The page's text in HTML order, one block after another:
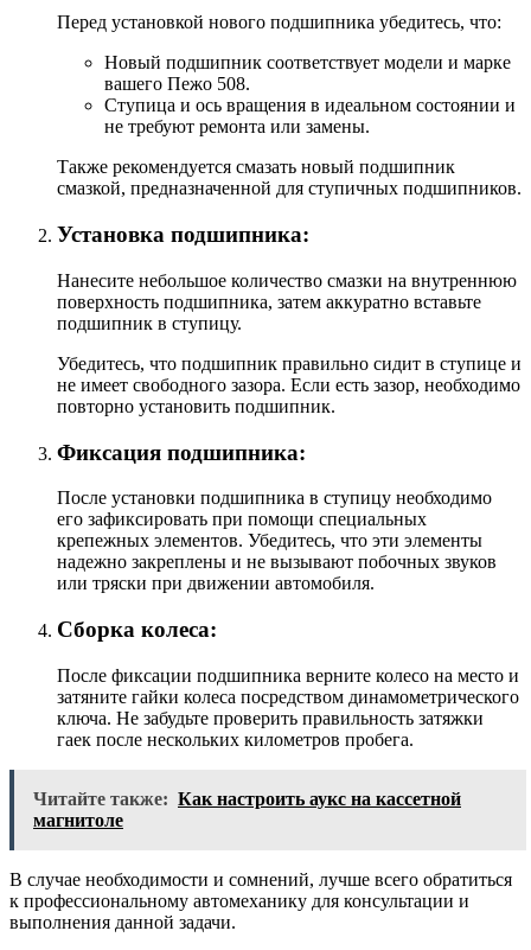
Перед установкой нового подшипника убедитесь, что:
Новый подшипник соответствует модели и марке
вашего Пежо 508.
Ступица и ось вращения в идеальном состоянии и
не требуют ремонта или замены.
Также рекомендуется смазать новый подшипник
смазкой, предназначенной для ступичных подшипников.
Установка подшипника:
Нанесите небольшое количество смазки на внутреннюю
поверхность подшипника, затем аккуратно вставьте
подшипник в ступицу.
Убедитесь, что подшипник правильно сидит в ступице и
не имеет свободного зазора. Если есть зазор, необходимо
повторно установить подшипник.
Фиксация подшипника:
После установки подшипника в ступицу необходимо
его зафиксировать при помощи специальных
крепежных элементов. Убедитесь, что эти элементы
надежно закреплены и не вызывают побочных звуков
или тряски при движении автомобиля.
Сборка колеса:
После фиксации подшипника верните колесо на место и
затяните гайки колеса посредством динамометрического
ключа. Не забудьте проверить правильность затяжки
гаек после нескольких километров пробега.
Читайте также: Как настроить аукс на кассетной
магнитоле
В случае необходимости и сомнений, лучше всего обратиться
к профессиональному автомеханику для консультации и
выполнения данной задачи.